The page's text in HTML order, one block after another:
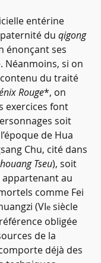
entérine
du qigong
énonçant ses
Néanmoins, si on
du traité
Rouge*, on
exercices font
soit
de Hua
Chu, cité dans
Tseu), soit
au
comme Fei
(VIe siècle
obligée
de la
déjà des